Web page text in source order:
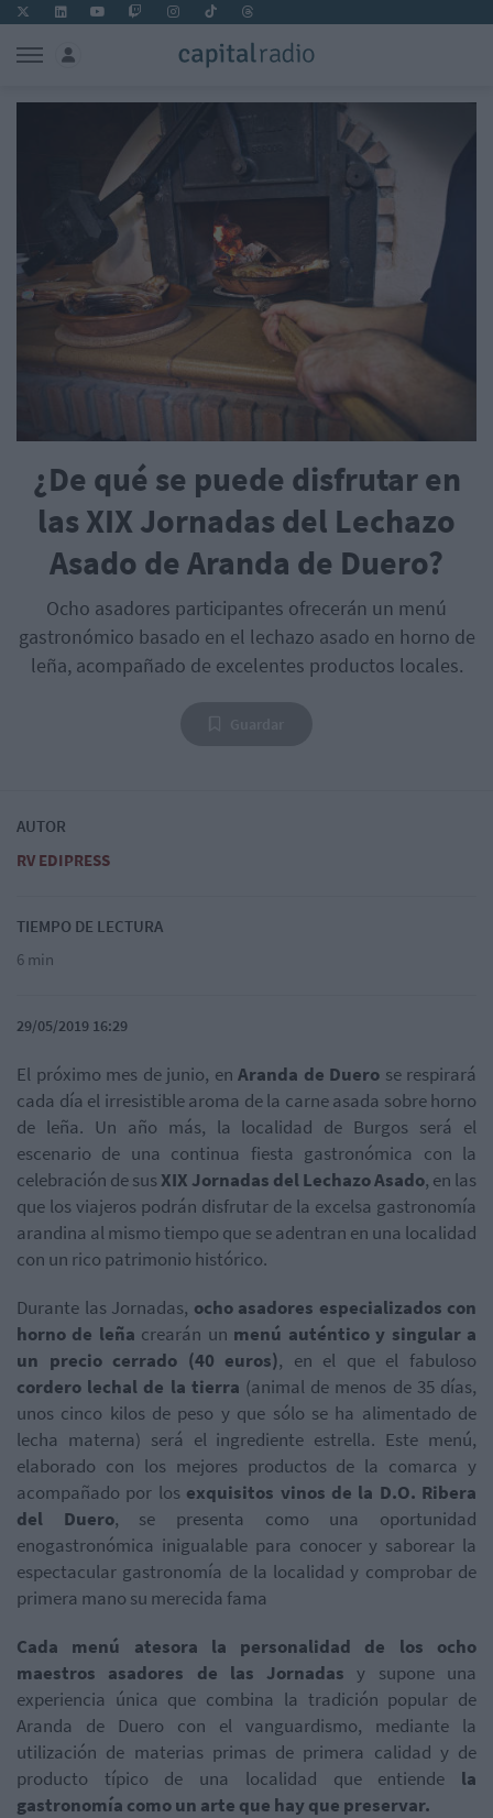
¿De qué se puede disfrutar en
las XIX Jornadas del Lechazo
Asado de Aranda de Duero?
Ocho asadores participantes ofrecerán un menú
gastronómico basado en el lechazo asado en horno de
leña, acompañado de excelentes productos locales.
AUTOR
RV EDIPRESS
TIEMPO DE LECTURA
6 min
29/05/2019 16:29
El próximo mes de junio, en Aranda de Duero se respirará
cada día el irresistible aroma de la carne asada sobre horno
de leña. Un año más, la localidad de Burgos será el
escenario de una continua fiesta gastronómica con la
celebración de susXIX Jornadas del Lechazo Asado, en las
que los viajeros podrán disfrutar de la excelsa gastronomía
arandina al mismo tiempo que se adentran en una localidad
con un rico patrimonio histórico.
Durante las Jornadas, ocho asadores especializados con
horno de leña crearán un menú auténtico y singular a
un precio cerrado (40 euros), en el que el fabuloso
cordero lechal de la tierra (animal de menos de 35 días,
unos cinco kilos de peso y que sólo se ha alimentado de
lecha materna) será el ingrediente estrella. Este menú,
elaborado con los mejores productos de la comarca y
acompañado por los exquisitos vinos de la D.O. Ribera
del Duero, se presenta como una oportunidad
enogastronómica inigualable para conocer y saborear la
espectacular gastronomía de la localidad y comprobar de
primera mano su merecida fama
Cada menú atesora la personalidad de los ocho
maestros asadores de las Jornadas y supone una
experiencia única que combina la tradición popular de
Aranda de Duero con el vanguardismo, mediante la
utilización de materias primas de primera calidad y de
producto típico de una localidad que entiende la
gastronomía como un arte que hay que preservar.